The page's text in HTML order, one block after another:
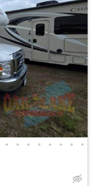
• • • • • • • •